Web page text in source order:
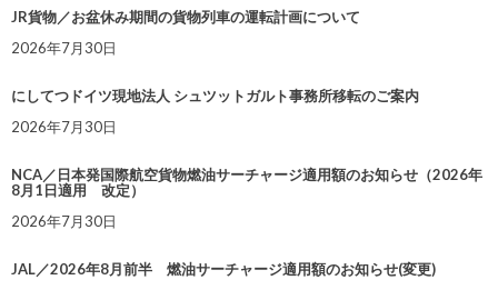
JR貨物／お盆休み期間の貨物列車の運転計画について
2026年7月30日
にしてつドイツ現地法人 シュツットガルト事務所移転のご案内
2026年7月30日
NCA／日本発国際航空貨物燃油サーチャージ適用額のお知らせ（2026年
8月1日適用 改定）
2026年7月30日
JAL／2026年8月前半 燃油サーチャージ適用額のお知らせ(変更)